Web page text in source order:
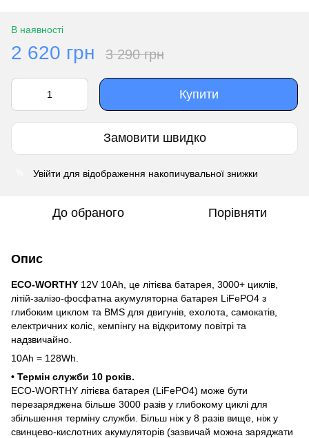
В наявності
2 620 грн 3 290 грн
Купити
Замовити швидко
Увійти для відображення накопичувальної знижки
До обраного Порівняти
Опис
ECO-WORTHY 12V 10Ah, це літієва батарея, 3000+ циклів,
літій-залізо-фосфатна акумуляторна батарея LiFePO4 з
глибоким циклом та BMS для двигунів, ехолота, самокатів,
електричних коліс, кемпінгу на відкритому повітрі та
надзвичайно.
10Ah = 128Wh.
• Термін служби 10 років.
ECO-WORTHY літієва батарея (LiFePO4) може бути
перезаряджена більше 3000 разів у глибокому циклі для
збільшення терміну служби. Більш ніж у 8 разів вище, ніж у
свинцево-кислотних акумуляторів (зазвичай можна заряджати